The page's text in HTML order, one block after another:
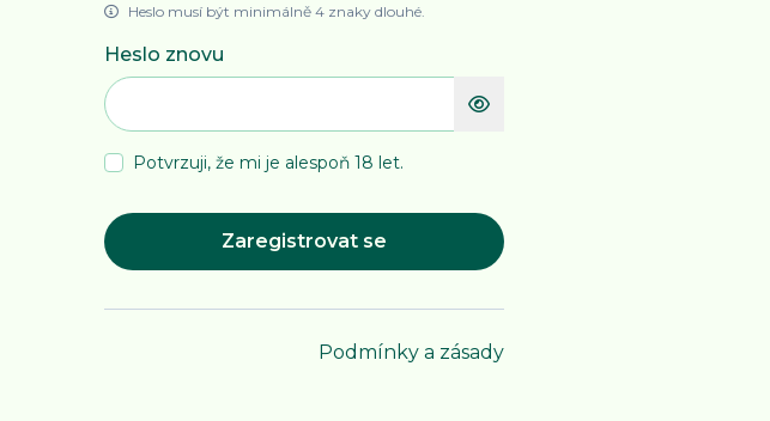
Heslo musí být minimálně 4 znaky dlouhé.
Heslo znovu
Potvrzuji, že mi je alespoň 18 let.
Zaregistrovat se
Podmínky a zásady